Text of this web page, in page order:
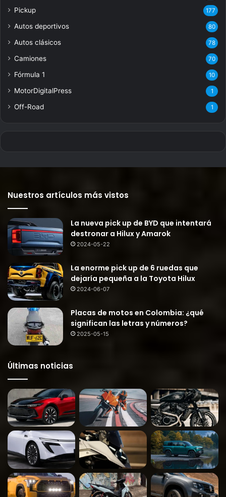
Pickup 177
Autos deportivos 80
Autos clásicos 78
Camiones 70
Fórmula 1 10
MotorDigitalPress 1
Off-Road 1
Nuestros artículos más vistos
La nueva pick up de BYD que intentará
destronar a Hilux y Amarok
2024-05-22
La enorme pick up de 6 ruedas que
dejaría pequeña a la Toyota Hilux
2024-06-07
Placas de motos en Colombia: ¿qué
significan las letras y números?
2025-05-15
Últimas noticias